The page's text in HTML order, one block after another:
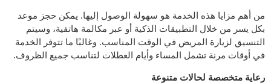
من أهم مزايا هذه الخدمة هو سهولة الوصول إليها. يمكن حجز موعد
بكل يسر من خلال التطبيقات الذكية أو عبر مكالمة هاتفية، وسيتم
التنسيق لزيارة المريض في الوقت المناسب. وغالبًا ما تتوفر الخدمة
في أوقات مرنة تشمل المساء وأيام العطلات لتناسب جميع الظروف.
رعاية متخصصة لحالات متنوعة